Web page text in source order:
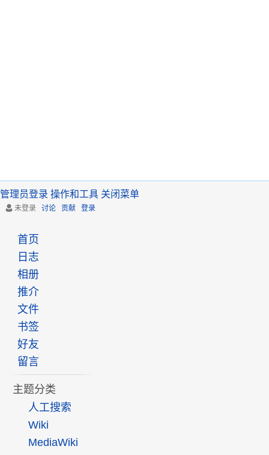
管理员登录 操作和工具 关闭菜单
未登录 讨论 贡献 登录
首页
日志
相册
推介
文件
书签
好友
留言
主题分类
人工搜索
Wiki
MediaWiki